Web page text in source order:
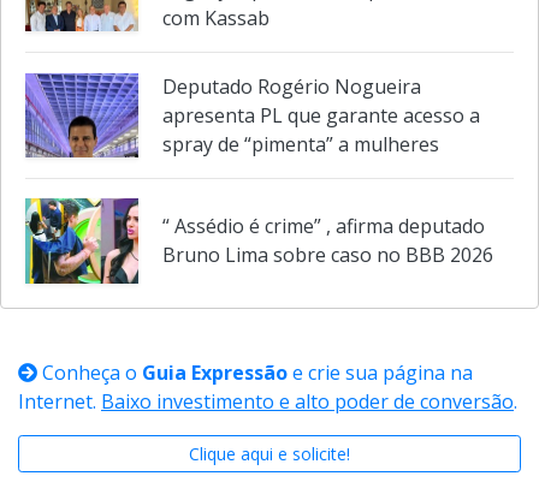
migração para o PSD após reunião
Deputado Rogério Nogueira
apresenta PL que garante acesso a
spray de “pimenta” a mulheres
“ Assédio é crime” , afirma deputado
Conheça oGuia Expressãoe crie sua página na
Baixo investimento e alto poder de conversão
Clique aqui e solicite!